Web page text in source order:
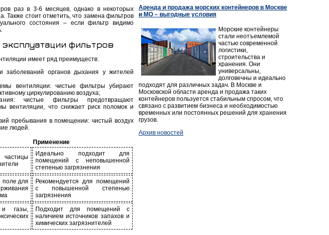
раз в 3-6 месяцев, однако в некоторых
Также стоит отметить, что замена фильтров
состояния – если фильтр видимо
фильтров
имеет ряд преимуществ:
заболеваний органов дыхания у жителей
вентиляции: чистые фильтры убирают
циркулированию воздуха;
чистые фильтры предотвращают
вентиляции, что снижает риск поломок и
пребывания в помещении: чистый воздух
людей.
Применение
Идеально подходит для
помещений с неповышенной
степенью загрязнения
поле для
Рекомендуется для помещений
с повышенной степенью
загрязнения
и газы,
Подходит для помещений с
наличием источников запахов и
химических загрязнителей
Аренда и продажа морских контейнеров в Москве
и МО – выгодные условия
Морские контейнеры
стали неотъемлемой
частью современной
логистики,
строительства и
хранения. Они
универсальны,
долговечны и идеально
подходят для различных задач. В Москве и
Московской области аренда и продажа таких
контейнеров пользуется стабильным спросом, что
связано с развитием бизнеса и необходимостью
временных или постоянных решений для хранения
грузов.
Архив новостей